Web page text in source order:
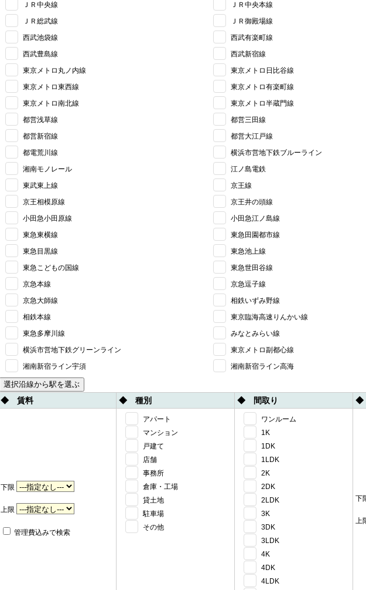
ＪＲ中央線
ＪＲ中央本線
ＪＲ総武線
ＪＲ御殿場線
西武池袋線
西武有楽町線
西武豊島線
西武新宿線
東京メトロ丸ノ内線
東京メトロ日比谷線
東京メトロ東西線
東京メトロ有楽町線
東京メトロ南北線
東京メトロ半蔵門線
都営浅草線
都営三田線
都営新宿線
都営大江戸線
都電荒川線
横浜市営地下鉄ブルーライン
湘南モノレール
江ノ島電鉄
東武東上線
京王線
京王相模原線
京王井の頭線
小田急小田原線
小田急江ノ島線
東急東横線
東急田園都市線
東急目黒線
東急池上線
東急こどもの国線
東急世田谷線
京急本線
京急逗子線
京急大師線
相鉄いずみ野線
相鉄本線
東京臨海高速りんかい線
東急多摩川線
みなとみらい線
横浜市営地下鉄グリーンライン
東京メトロ副都心線
湘南新宿ライン宇須
湘南新宿ライン高海
◆ 賃料 ◆ 種別 ◆ 間取り ◆
下限
上限
管理費込みで検索
アパート
マンション
戸建て
店舗
事務所
倉庫・工場
貸土地
駐車場
その他
ワンルーム
1K
1DK
1LDK
2K
2DK
2LDK
3K
3DK
3LDK
4K
4DK
4LDK
下
上